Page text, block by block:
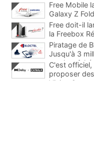
Free Mobile
Galaxy Z
promos et
Free doit-il
la Freebox
Piratage de
Jusqu'à 3
auraient fuité
C'est officiel,
proposer
Vision 2